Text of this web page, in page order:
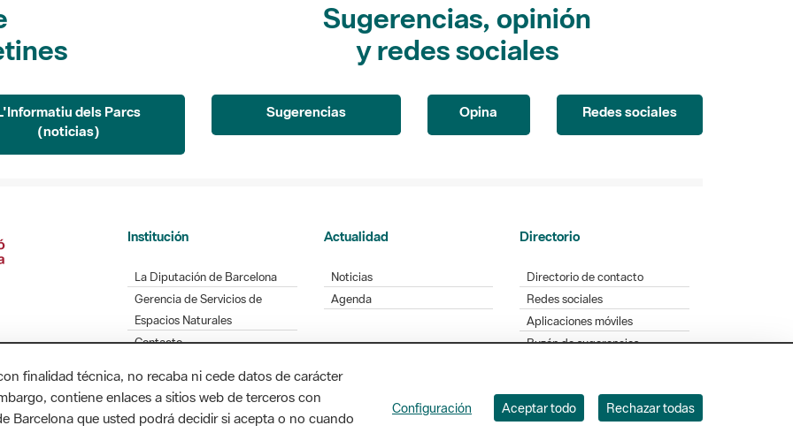
(noticias)
y redes sociales
Gerencia de Servicios de
Espacios Naturales
Contacto
Agenda
Redes sociales
Aplicaciones móviles
Buzón de sugerencias
Opinión sobre los parques
Diputación de Barcelona. Edifici Llacuna, 1a planta. Badajoz, 49. 08005 Barcelona. Tel. 934 022 428
/ xarxaparcs@diba.cat
finalidad técnica, no recaba ni cede datos de carácter
contiene enlaces a sitios web de terceros con
Barcelona que usted podrá decidir si acepta o no cuando
Configuración Aceptar todo Rechazar todas